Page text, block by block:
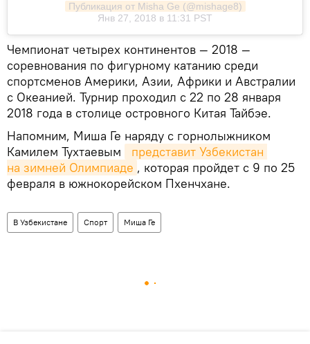
Публикация от Misha Ge (@mishage8)
Янв 27, 2018 в 11:31 PST
Чемпионат четырех континентов — 2018 —
соревнования по фигурному катанию среди
спортсменов Америки, Азии, Африки и Австралии
с Океанией. Турнир проходил с 22 по 28 января
2018 года в столице островного Китая Тайбэе.
Напомним, Миша Ге наряду с горнолыжником
Камилем Тухтаевым
представит Узбекистан
на зимней Олимпиаде , которая пройдет с 9 по 25
февраля в южнокорейском Пхенчхане.
В Узбекистане Спорт Миша Ге